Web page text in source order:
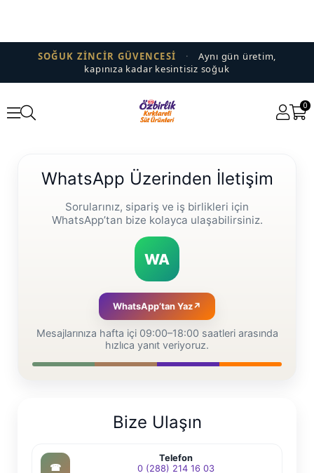
SOĞUK ZİNCİR GÜVENCESİ ·
Aynı gün üretim,
kapınıza kadar kesintisiz soğuk
0
WhatsApp Üzerinden İletişim
Sorularınız, sipariş ve iş birlikleri için
WhatsApp’tan bize kolayca ulaşabilirsiniz.
WA
WhatsApp’tan Yaz↗
Mesajlarınıza hafta içi 09:00–18:00 saatleri arasında
hızlıca yanıt veriyoruz.
Bize Ulaşın
☎
Telefon
0 (288) 214 16 03